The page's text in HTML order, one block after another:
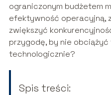
ograniczonym budżetem
efektywność operacyjną,
zwiększyć
przygodę, by nie
technologicznie?
Spis treści: